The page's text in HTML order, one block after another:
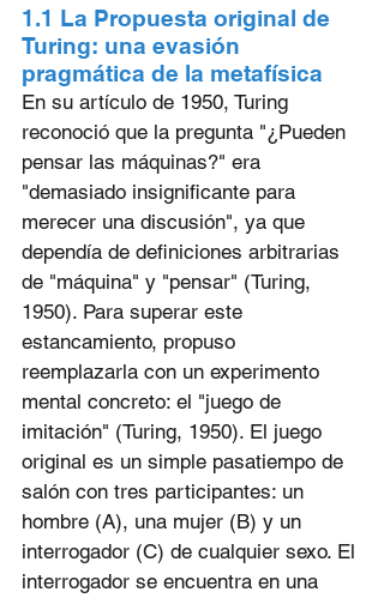
1.1 La Propuesta original de
Turing: una evasión
pragmática de la metafísica
En su artículo de 1950, Turing
reconoció que la pregunta "¿Pueden
pensar las máquinas?" era
"demasiado insignificante para
merecer una discusión", ya que
dependía de definiciones arbitrarias
de "máquina" y "pensar" (Turing,
1950). Para superar este
estancamiento, propuso
reemplazarla con un experimento
mental concreto: el "juego de
imitación" (Turing, 1950). El juego
original es un simple pasatiempo de
salón con tres participantes: un
hombre (A), una mujer (B) y un
interrogador (C) de cualquier sexo. El
interrogador se encuentra en una